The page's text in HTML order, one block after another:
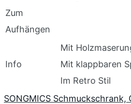
Zum
Aufhängen
Info
Mit
Mit klappbaren
Im Retro Stil
SONGMICS Schmuckschrank,